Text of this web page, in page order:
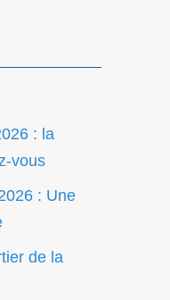
: la
vous
: Une
de la